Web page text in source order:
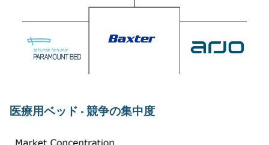
医療用ベッド - 競争の集中度